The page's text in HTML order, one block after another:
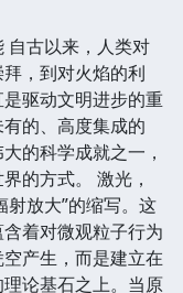
自古以来，人类对
，到对火焰的利
驱动文明进步的重
的、高度集成的
的科学成就之一，
的方式。 激光，
射放大”的缩写。这
着对微观粒子行为
产生，而是建立在
论基石之上。当原